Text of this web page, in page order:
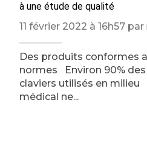
à une étude de qualité
11 février 2022 à 16h57 par
Des produits conformes
normes Environ 90% des
claviers utilisés en milieu
médical ne...